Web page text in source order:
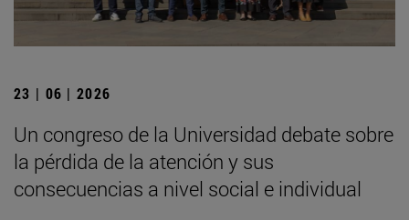
23 | 06 | 2026
Un congreso de la Universidad debate sobre
la pérdida de la atención y sus
consecuencias a nivel social e individual